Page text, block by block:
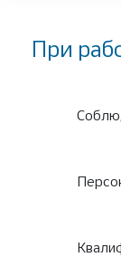
При